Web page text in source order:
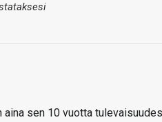
aina sen 10 vuotta